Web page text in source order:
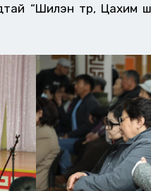
“Шилэн төр, Цахим